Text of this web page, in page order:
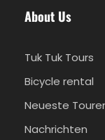
About Us
Tuk Tuk Tours
Bicycle rental
Neueste
Nachrichten